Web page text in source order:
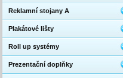
Reklamní stojany A
Plakátové lišty
Roll up systémy
Prezentační doplňky